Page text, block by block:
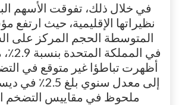
في خلال ذلك، تفوقت الأسهم
نظيراتها الإقليمية، حيث
المتوسطة الحجم المركز على
في
أظهرت تباطؤا غير متوقع في
إلى معدل سنوي
ملحوظ في مقاييس التضخم